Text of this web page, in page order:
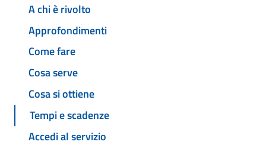
A chi è rivolto
Approfondimenti
Come fare
Cosa serve
Cosa si ottiene
Tempi e scadenze
Accedi al servizio